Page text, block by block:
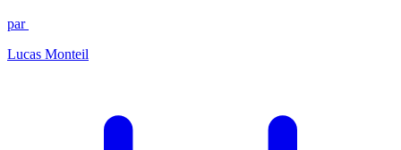
par
Lucas Monteil